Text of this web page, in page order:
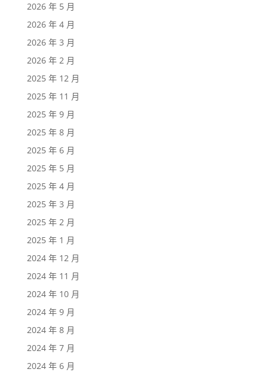
2026 年 5 月
2026 年 4 月
2026 年 3 月
2026 年 2 月
2025 年 12 月
2025 年 11 月
2025 年 9 月
2025 年 8 月
2025 年 6 月
2025 年 5 月
2025 年 4 月
2025 年 3 月
2025 年 2 月
2025 年 1 月
2024 年 12 月
2024 年 11 月
2024 年 10 月
2024 年 9 月
2024 年 8 月
2024 年 7 月
2024 年 6 月